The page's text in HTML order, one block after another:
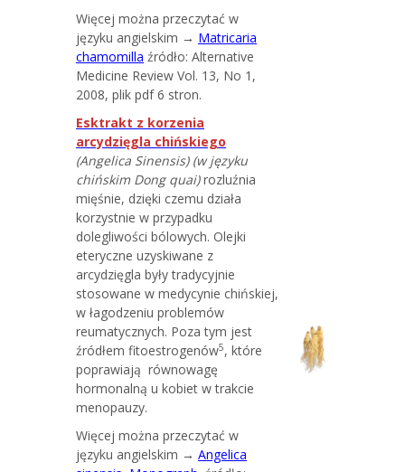
Więcej można przeczytać w
języku angielskim → Matricaria
chamomilla źródło: Alternative
Medicine Review Vol. 13, No 1,
2008, plik pdf 6 stron.
Esktrakt z korzenia
arcydzięgla chińskiego
(Angelica Sinensis) (w języku
chińskim Dong quai)rozluźnia
mięśnie, dzięki czemu działa
korzystnie w przypadku
dolegliwości bólowych. Olejki
eteryczne uzyskiwane z
arcydzięgla były tradycyjnie
stosowane w medycynie chińskiej,
w łagodzeniu problemów
reumatycznych. Poza tym jest
źródłem fitoestrogenów5, które
poprawiają równowagę
hormonalną u kobiet w trakcie
menopauzy.
Więcej można przeczytać w
języku angielskim → Angelica